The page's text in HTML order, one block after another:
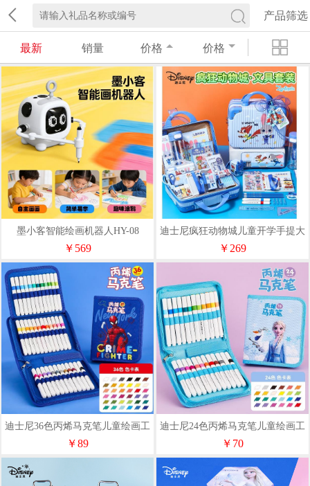
产品筛选
最新 销量 价格 价格
墨小客智能绘画机器人HY-08
￥569
迪士尼疯狂动物城儿童开学手提大
礼包学习文具礼盒A90214
￥269
迪士尼36色丙烯马克笔儿童绘画工
具A60210
￥89
迪士尼24色丙烯马克笔儿童绘画工
具A60210
￥70